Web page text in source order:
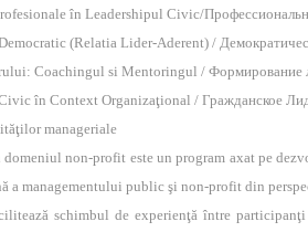
în Leadershipul Civic/
(Relatia Lider-Aderent) /
Coachingul si Mentoringul / Формирование
în Context Organizaţional / Гражданское
manageriale
non-profit este un program axat pe
a managementului public şi non-profit din
schimbul de experienţă între